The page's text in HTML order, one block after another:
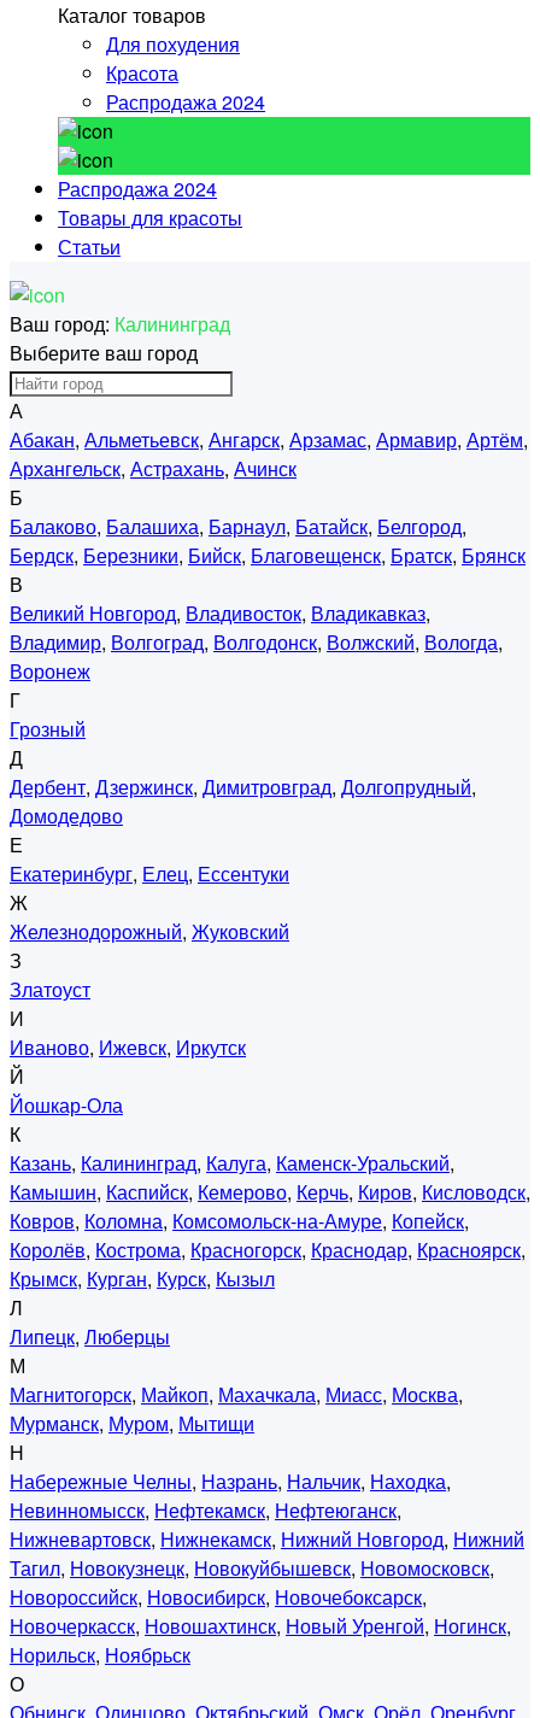
Каталог товаров
Для похудения
Красота
Распродажа 2024
Распродажа 2024
Товары для красоты
Статьи
Ваш город: Калининград
Выберите ваш город
А
Абакан, Альметьевск, Ангарск, Арзамас, Армавир, Артём,
Архангельск, Астрахань, Ачинск
Б
Балаково, Балашиха, Барнаул, Батайск, Белгород,
Бердск, Березники, Бийск, Благовещенск, Братск, Брянск
В
Великий Новгород, Владивосток, Владикавказ,
Владимир, Волгоград, Волгодонск, Волжский, Вологда,
Воронеж
Г
Грозный
Д
Дербент, Дзержинск, Димитровград, Долгопрудный,
Домодедово
Е
Екатеринбург, Елец, Ессентуки
Ж
Железнодорожный, Жуковский
З
Златоуст
И
Иваново, Ижевск, Иркутск
Й
Йошкар-Ола
К
Казань, Калининград, Калуга, Каменск-Уральский,
Камышин, Каспийск, Кемерово, Керчь, Киров, Кисловодск,
Ковров, Коломна, Комсомольск-на-Амуре, Копейск,
Королёв, Кострома, Красногорск, Краснодар, Красноярск,
Крымск, Курган, Курск, Кызыл
Л
Липецк, Люберцы
М
Магнитогорск, Майкоп, Махачкала, Миасс, Москва,
Мурманск, Муром, Мытищи
Н
Набережные Челны, Назрань, Нальчик, Находка,
Невинномысск, Нефтекамск, Нефтеюганск,
Нижневартовск, Нижнекамск, Нижний Новгород, Нижний
Тагил, Новокузнецк, Новокуйбышевск, Новомосковск,
Новороссийск, Новосибирск, Новочебоксарск,
Новочеркасск, Новошахтинск, Новый Уренгой, Ногинск,
Норильск, Ноябрьск
О